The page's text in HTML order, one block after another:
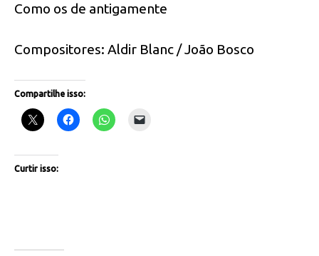
Como os de antigamente
Compositores: Aldir Blanc / João Bosco
Compartilhe isso:
Curtir isso: